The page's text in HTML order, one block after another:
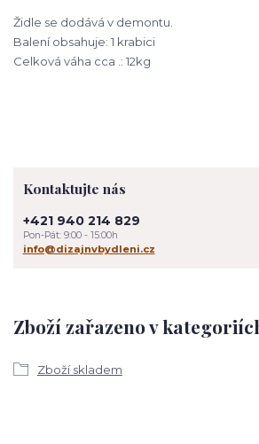
Židle se dodává v demontu.
Balení obsahuje: 1 krabici
Celková váha cca .: 12kg
Zboží zařazeno v
Zboží skladem
Kontaktujte nás
+421 940 214 829
Pon-Pát: 9:00 - 15:00h
info@dizajnvbydleni.cz